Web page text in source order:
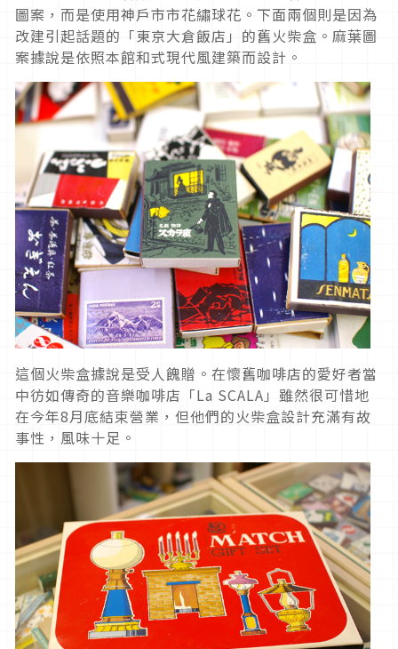
圖案，而是使用神戶市市花繡球花。下面兩個則是因為
改建引起話題的「東京大倉飯店」的舊火柴盒。麻葉圖
案據說是依照本館和式現代風建築而設計。
這個火柴盒據說是受人餽贈。在懷舊咖啡店的愛好者當
中彷如傳奇的音樂咖啡店「La SCALA」雖然很可惜地
在今年8月底結束營業，但他們的火柴盒設計充滿有故
事性，風味十足。